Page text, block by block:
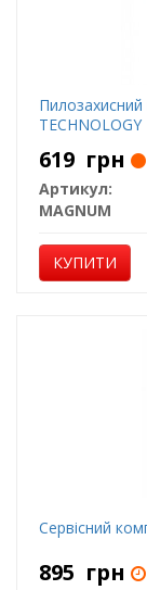
TECHNOLOGY
619 грн
Артикул:
MAGNUM
КУПИТИ
Сервісний
895 грн